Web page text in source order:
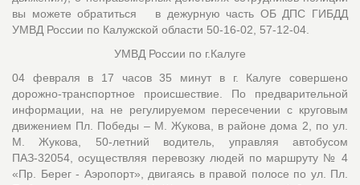
вы можете обратиться в дежурную часть ОБ ДПС ГИБДД
УМВД России по Калужской области 50-16-02, 57-12-04.
УМВД России по г.Калуге
04 февраля в 17 часов 35 минут в г. Калуге совершено
дорожно-транспортное происшествие. По предварительной
информации, на не регулируемом пересечении с круговым
движением Пл. Победы – М. Жукова, в районе дома 2, по ул.
М. Жукова, 50-летний водитель, управляя автобусом
ПАЗ-32054, осуществляя перевозку людей по маршруту № 4
«Пр. Берег - Аэропорт», двигаясь в правой полосе по ул. Пл.